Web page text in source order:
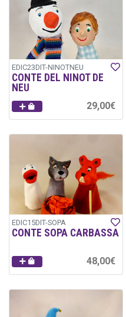
EDIC23DIT-NINOTNEU
CONTE DEL NINOT DE
NEU
29,00€
EDIC15DIT-SOPA
CONTE SOPA CARBASSA
48,00€